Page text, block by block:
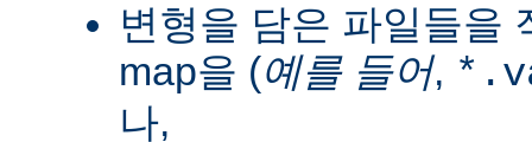
변형을 담은 파일들을
map을 (예를 들어,
나,